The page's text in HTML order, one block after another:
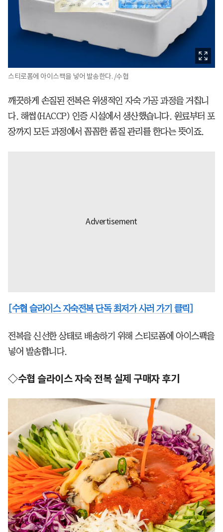
스티로폼에 아이스팩을 넣어 발송한다. /수협
깨끗하게 손질된 전복은 위생적인 자숙 가공 과정을 거칩니
다. 해썹(HACCP) 인증 시설에서 생산했습니다. 원료부터 포
장까지 모든 과정에서 꼼꼼한 품질 관리를 한다는 뜻이죠.
[수협 슬라이스 자숙전복 단독 최저가 사러 가기 클릭]
전복을 신선한 상태로 배송하기 위해 스티로폼에 아이스팩을
넣어 발송합니다.
◇수협 슬라이스 자숙 전복 실제 구매자 후기